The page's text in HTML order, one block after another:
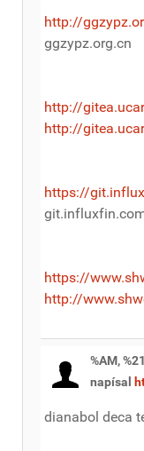
http://
ggzypz.org.cn
http://
http://
https://
https://
http://
%AM,
napísal
dianabol deca